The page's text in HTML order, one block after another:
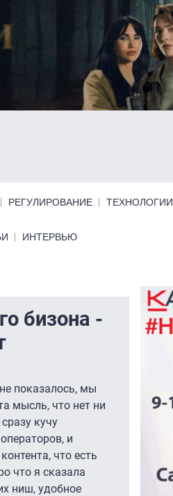
РЕГУЛИРОВАНИЕ ТЕХНОЛОГИИ
ИНТЕРВЬЮ
бизона -
показалось, мы
мысль, что нет ни
кучу
и
что есть
что я сказала
ниш, удобное